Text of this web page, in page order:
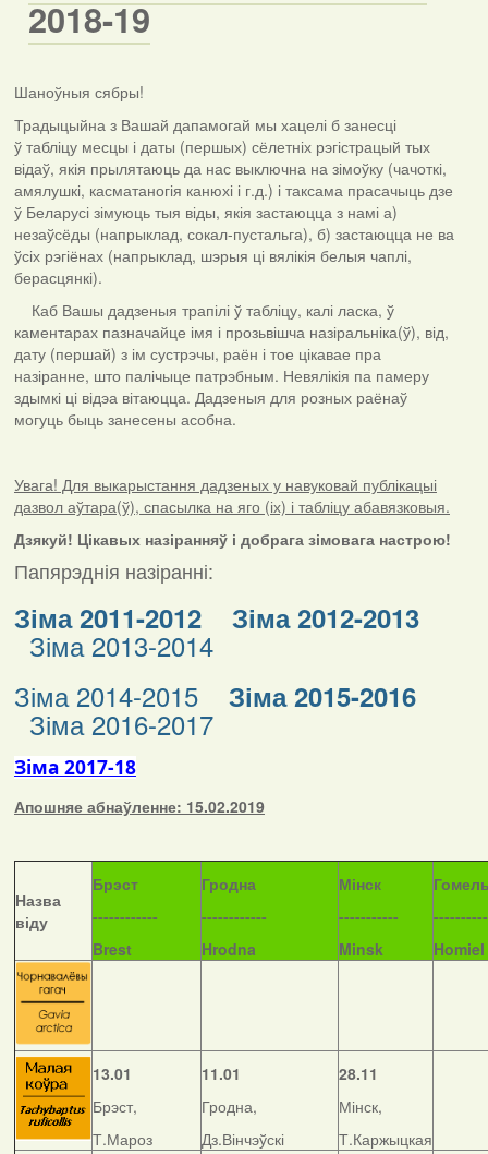
2018-19
Шаноўныя сябры!
Традыцыйна з Вашай дапамогай мы хацелі б занесці
ў табліцу месцы і даты (першых) сёлетніх рэгістрацый тых
відаў, якія прылятаюць да нас выключна на зімоўку (чачоткі,
амялушкі, касматаногія канюхі і г.д.) і таксама прасачыць дзе
ў Беларусі зімуюць тыя віды, якія застаюцца з намі а)
незаўсёды (напрыклад, сокал-пустальга), б) застаюцца не ва
ўсіх рэгіёнах (напрыклад, шэрыя ці вялікія белыя чаплі,
берасцянкі).
Каб Вашы дадзеныя трапілі ў табліцу, калі ласка, ў
каментарах пазначайце імя і прозьвішча назіральніка(ў), від,
дату (першай) з ім сустрэчы, раён і тое цікавае пра
назіранне, што палічыце патрэбным. Невялікія па памеру
здымкі ці відэа вітаюцца. Дадзеныя для розных раёнаў
могуць быць занесены асобна.
Увага! Для выкарыстання дадзеных у навуковай публікацыі
дазвол аўтара(ў), спасылка на яго (іх) і табліцу абавязковыя.
Дзякуй! Цікавых назіранняў і добрага зімовага настрою!
Папярэднія назіранні:
Зіма 2011-2012 Зіма 2012-2013
Зіма 2013-2014
Зіма 2014-2015
Зіма 2015-2016
Зіма 2016-2017
Зіма 2017-18
Апошняе абнаўленне: 15.02.2019
Назва
віду
Брэст
------------
Brest
Гродна
------------
Hrodna
Мінск
-----------
Minsk
Homiel
13.01
Брэст,
Т.Мароз
11.01
Гродна,
Дз.Вінчэўскі
28.11
Мінск,
Т.Каржыцкая